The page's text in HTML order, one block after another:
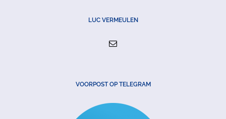
LUC VERMEULEN
VOORPOST OP TELEGRAM